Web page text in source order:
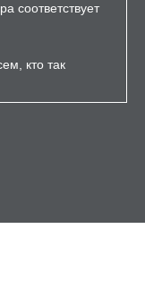
соответствует
кто так